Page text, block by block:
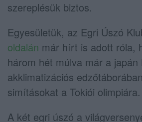
szereplésük biztos.
Egyesületük, az Egri Úszó
oldalán már hírt is adott róla,
három hét múlva már a japán
akklimatizációs
simításokat a Tokiói olimpiára.
A két egri úszó a